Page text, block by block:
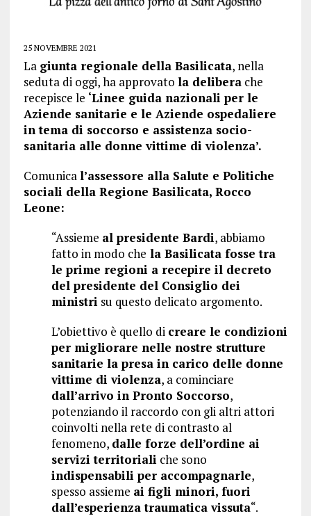
25 NOVEMBRE 2021
La giunta regionale della Basilicata, nella
seduta di oggi, ha approvato la deliberache
recepisce le ‘Linee guida nazionali per le
Aziende sanitarie e le Aziende ospedaliere
in tema di soccorso e assistenza socio-
sanitaria alle donne vittime di violenza’.
Comunical’assessore alla Salute e Politiche
sociali della Regione Basilicata, Rocco
Leone:
“Assieme al presidente Bardi, abbiamo
fatto in modo che la Basilicata fosse tra
le prime regioni a recepire il decreto
del presidente del Consiglio dei
ministri su questo delicato argomento.
L’obiettivo è quello di creare le condizioni
per migliorare nelle nostre strutture
sanitarie la presa in carico delle donne
vittime di violenza, a cominciare
dall’arrivo in Pronto Soccorso,
potenziando il raccordo con gli altri attori
coinvolti nella rete di contrasto al
fenomeno, dalle forze dell’ordine ai
servizi territoriali che sono
indispensabili per accompagnarle,
spesso assieme ai figli minori, fuori
dall’esperienza traumatica vissuta“.